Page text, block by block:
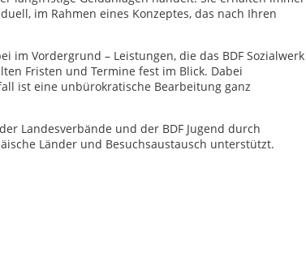
im Rahmen eines Konzeptes, das nach Ihren
im Vordergrund – Leistungen, die das BDF Sozialwerk
Fristen und Termine fest im Blick. Dabei
ist eine unbürokratische Bearbeitung ganz
Landesverbände und der BDF Jugend durch
Länder und Besuchsaustausch unterstützt.